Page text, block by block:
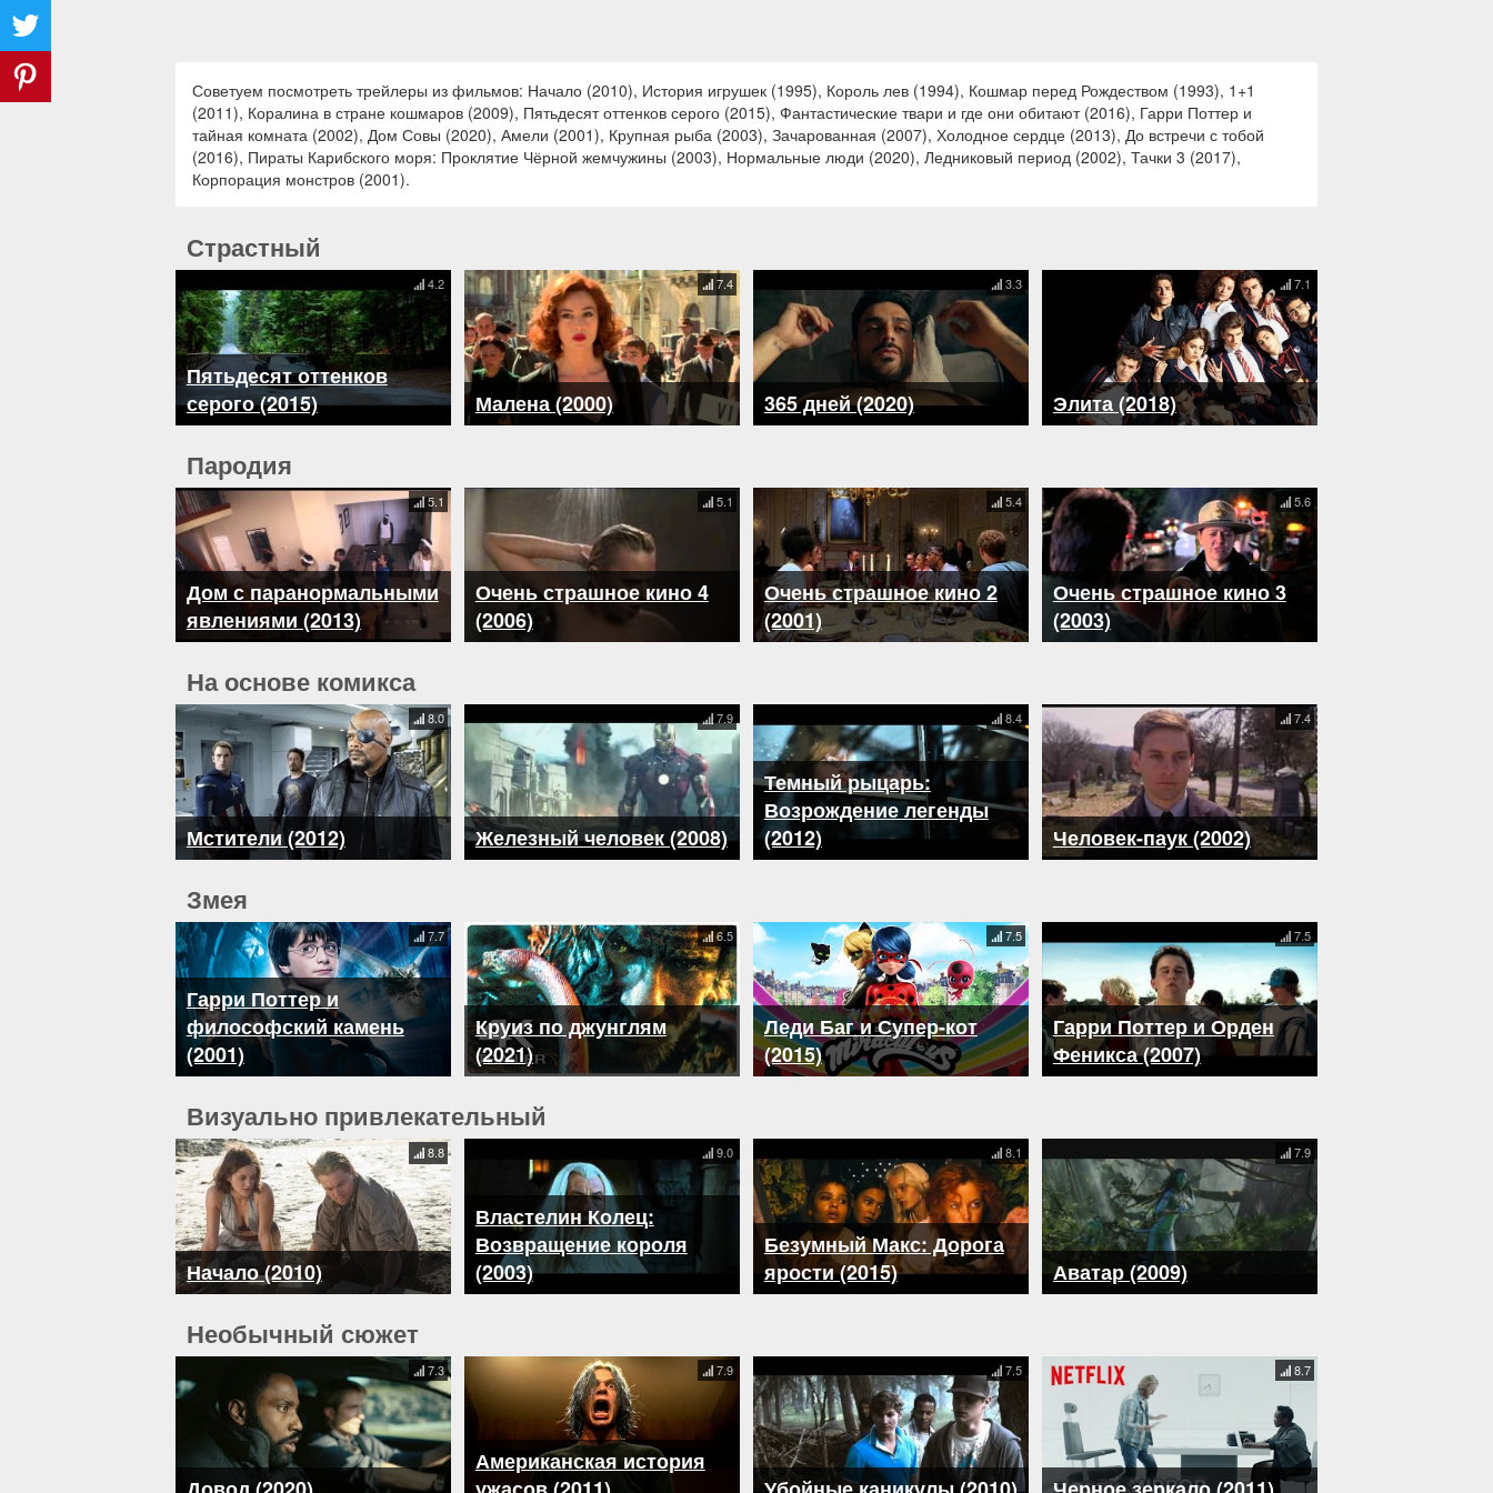
Советуем посмотреть трейлеры из фильмов: Начало (2010), История игрушек (1995), Король лев (1994), Кошмар перед Рождеством (1993), 1+1
(2011), Коралина в стране кошмаров (2009), Пятьдесят оттенков серого (2015), Фантастические твари и где они обитают (2016), Гарри Поттер и
тайная комната (2002), Дом Совы (2020), Амели (2001), Крупная рыба (2003), Зачарованная (2007), Холодное сердце (2013), До встречи с тобой
(2016), Пираты Карибского моря: Проклятие Чёрной жемчужины (2003), Нормальные люди (2020), Ледниковый период (2002), Тачки 3 (2017),
Корпорация монстров (2001).
Страстный
Пятьдесят оттенков
серого (2015)
4.2
Малена (2000)
7.4
365 дней (2020)
3.3
Элита (2018)
7.1
Пародия
Дом с паранормальными
явлениями (2013)
5.1
Очень страшное кино 4
(2006)
5.1
Очень страшное кино 2
(2001)
5.4
Очень страшное кино 3
(2003)
5.6
На основе комикса
Мстители (2012)
8.0
Железный человек (2008)
7.9
Темный рыцарь:
Возрождение легенды
(2012)
8.4
Человек-паук (2002)
7.4
Змея
Гарри Поттер и
философский камень
(2001)
7.7
Круиз по джунглям
(2021)
6.5
Леди Баг и Супер-кот
(2015)
7.5
Гарри Поттер и Орден
Феникса (2007)
7.5
Визуально привлекательный
Начало (2010)
8.8
Властелин Колец:
Возвращение короля
(2003)
9.0
Безумный Макс: Дорога
ярости (2015)
8.1
Аватар (2009)
7.9
Необычный сюжет
7.3
Американская история
7.9 7.5 8.7